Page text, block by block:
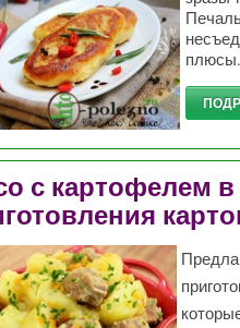
плюсы.
с картофелем